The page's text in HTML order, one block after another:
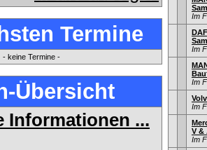
Termine
- keine Termine -
Übersicht
Informationen ...
Im
Im
Im
Im
V &
Im